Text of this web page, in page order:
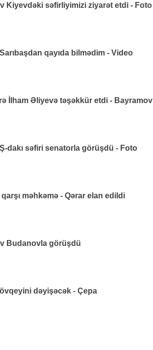
Kiyevdəki səfirliyimizi ziyarət etdi - Foto
qayıda bilmədim - Video
İlham Əliyevə təşəkkür etdi - Bayramov
dakı səfiri senatorla görüşdü - Foto
qarşı məhkəmə - Qərar elan edildi
Budanovla görüşdü
dəyişəcək - Çepa